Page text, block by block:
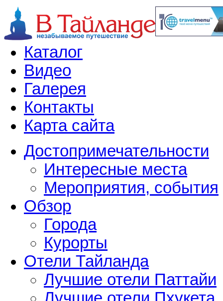
Каталог
Видео
Галерея
Контакты
Карта сайта
Достопримечательности
Интересные места
Мероприятия, события
Обзор
Города
Курорты
Отели Тайланда
Лучшие отели Паттайи